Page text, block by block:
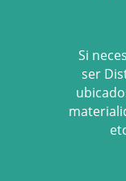
Si
ser